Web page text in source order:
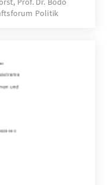
wirft einen
die
Politik